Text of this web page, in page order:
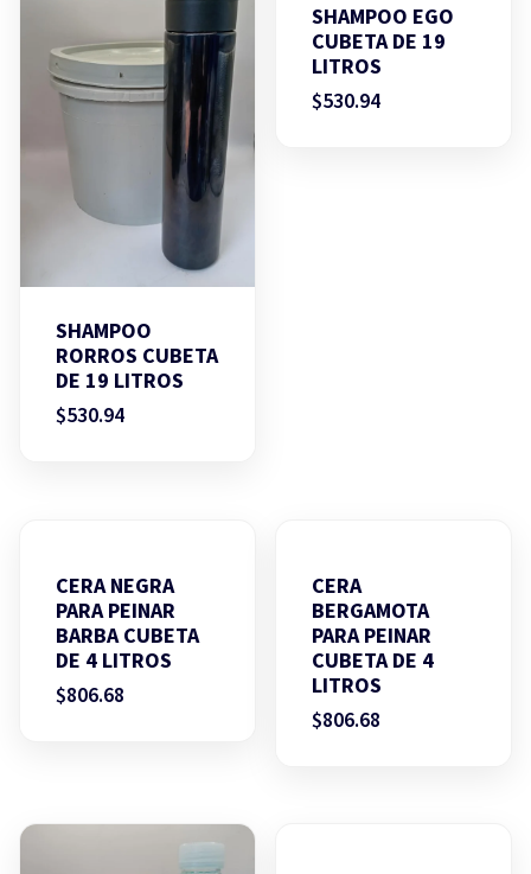
SHAMPOO
RORROS CUBETA
DE 19 LITROS
$530.94
SHAMPOO EGO
CUBETA DE 19
LITROS
$530.94
CERA NEGRA
PARA PEINAR
BARBA CUBETA
DE 4 LITROS
$806.68
CERA
BERGAMOTA
PARA PEINAR
CUBETA DE 4
LITROS
$806.68